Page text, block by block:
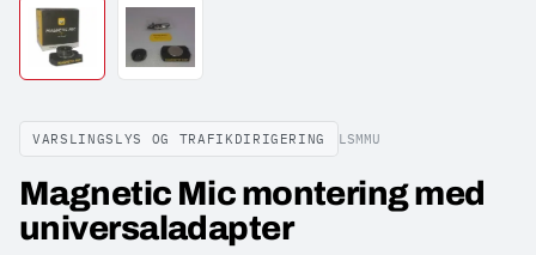
VARSLINGSLYS OG TRAFIKDIRIGERING LSMMU
Magnetic Mic montering med
universaladapter